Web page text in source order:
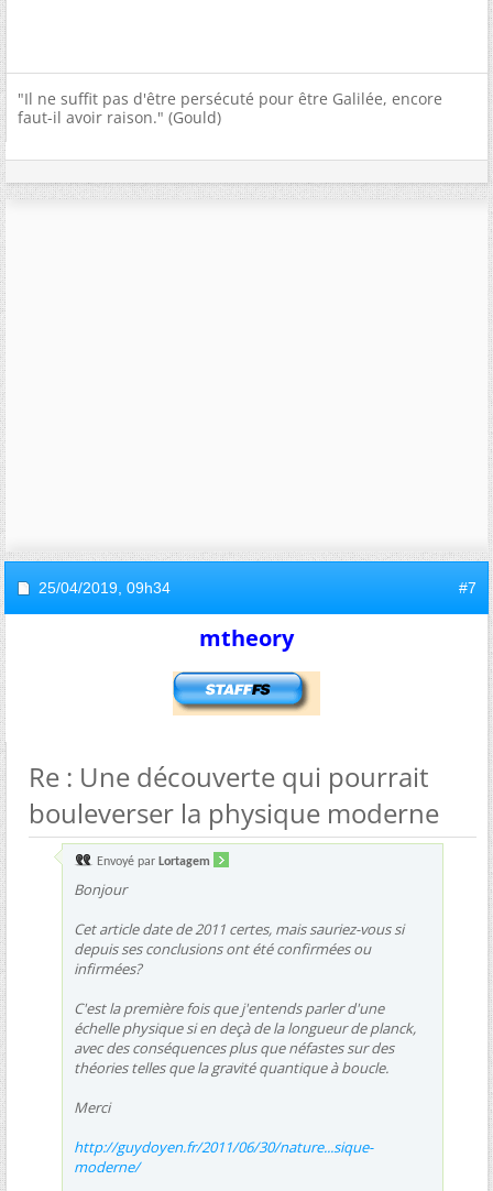
"Il ne suffit pas d'être persécuté pour être Galilée, encore
faut-il avoir raison." (Gould)
25/04/2019, 09h34 #7
mtheory
Re : Une découverte qui pourrait
bouleverser la physique moderne
Envoyé par Lortagem
Bonjour
Cet article date de 2011 certes, mais sauriez-vous si
depuis ses conclusions ont été confirmées ou
infirmées?
C'est la première fois que j'entends parler d'une
échelle physique si en deçà de la longueur de planck,
avec des conséquences plus que néfastes sur des
théories telles que la gravité quantique à boucle.
Merci
http://guydoyen.fr/2011/06/30/nature...sique-
moderne/